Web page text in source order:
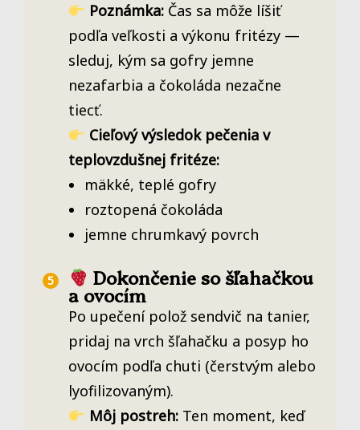
Poznámka:Čas sa môže líšiť
podľa veľkosti a výkonu fritézy —
sleduj, kým sa gofry jemne
nezafarbia a čokoláda nezačne
tiecť.
Cieľový výsledok pečenia v
teplovzdušnej fritéze:
mäkké, teplé gofry
roztopená čokoláda
jemne chrumkavý povrch
Dokončenie so šľahačkou
a ovocím
Po upečení polož sendvič na tanier,
pridaj na vrch šľahačku a posyp ho
ovocím podľa chuti (čerstvým alebo
lyofilizovaným).
Môj postreh:Ten moment, keď